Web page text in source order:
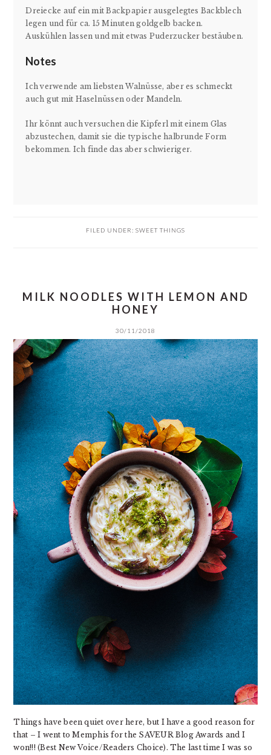
Dreiecke auf ein mit Backpapier ausgelegtes Backblech
legen und für ca. 15 Minuten goldgelb backen.
Auskühlen lassen und mit etwas Puderzucker bestäuben.
Notes
Ich verwende am liebsten Walnüsse, aber es schmeckt
auch gut mit Haselnüssen oder Mandeln.
Ihr könnt auch versuchen die Kipferl mit einem Glas
abzustechen, damit sie die typische halbrunde Form
bekommen. Ich finde das aber schwieriger.
FILED UNDER: SWEET THINGS
MILK NOODLES WITH LEMON AND
HONEY
30/11/2018
Things have been quiet over here, but I have a good reason for
that – I went to Memphis for the SAVEUR Blog Awards and I
won!!! (Best New Voice/Readers Choice). The last time I was so